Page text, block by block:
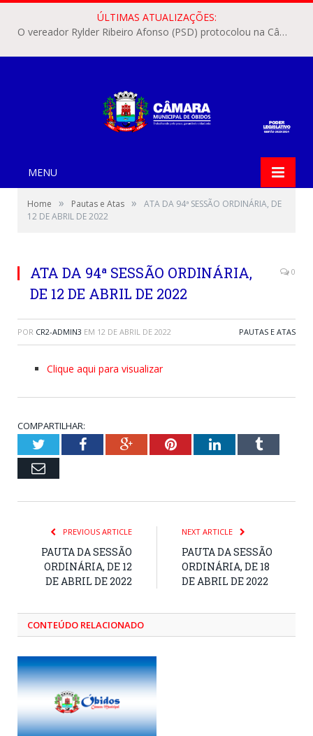
ÚLTIMAS ATUALIZAÇÕES:
O vereador Rylder Ribeiro Afonso (PSD) protocolou na Câmara Municipal de Óbidos o Requerimento nº 346/2026.
MENU
Home » Pautas e Atas »
ATA DA 94ª SESSÃO ORDINÁRIA, DE
12 DE ABRIL DE 2022
ATA DA 94ª SESSÃO ORDINÁRIA,
DE 12 DE ABRIL DE 2022
0
POR CR2-ADMIN3 EM 12 DE ABRIL DE 2022 PAUTAS E ATAS
Clique aqui para visualizar
COMPARTILHAR:
TwitterFacebookGoogle+PinterestLinkedInTumblr
Email
PREVIOUS ARTICLE
PAUTA DA SESSÃO
ORDINÁRIA, DE 12
DE ABRIL DE 2022
NEXT ARTICLE
PAUTA DA SESSÃO
ORDINÁRIA, DE 18
DE ABRIL DE 2022
CONTEÚDO RELACIONADO